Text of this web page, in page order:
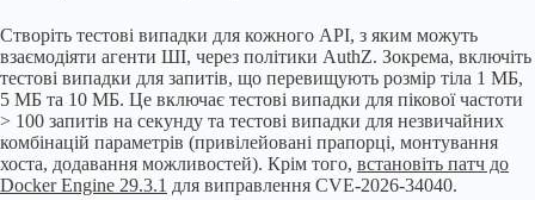
Створіть тестові випадки для кожного API, з яким можуть
взаємодіяти агенти ШІ, через політики AuthZ. Зокрема, включіть
тестові випадки для запитів, що перевищують розмір тіла 1 МБ,
5 МБ та 10 МБ. Це включає тестові випадки для пікової частоти
> 100 запитів на секунду та тестові випадки для незвичайних
комбінацій параметрів (привілейовані прапорці, монтування
хоста, додавання можливостей). Крім того, встановіть патч до
Docker Engine 29.3.1 для виправлення CVE-2026-34040.